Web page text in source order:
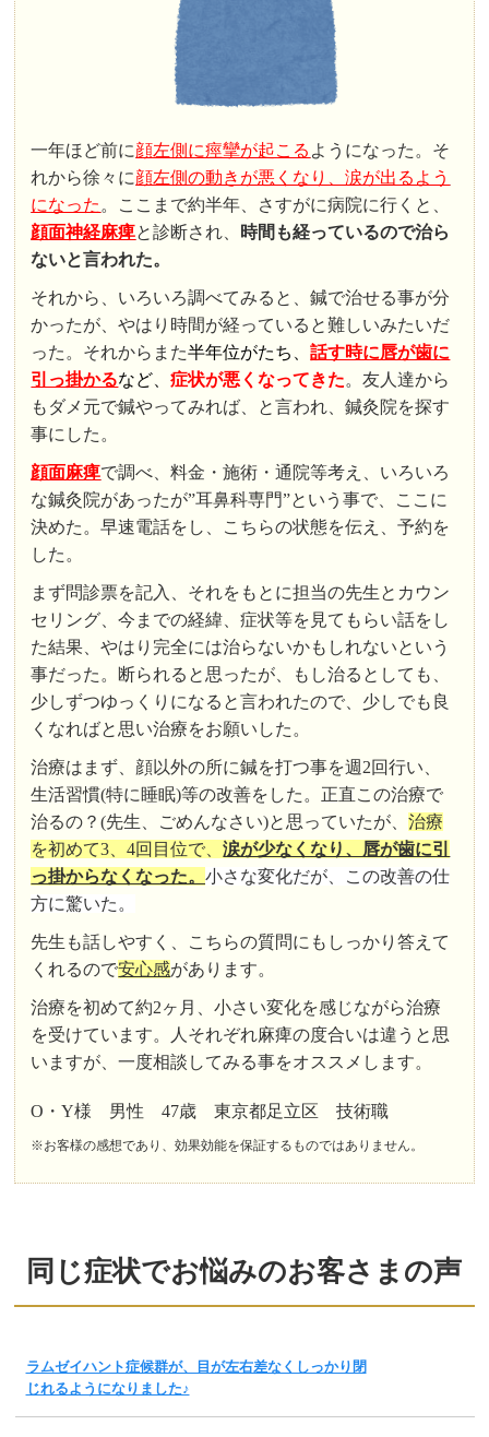
一年ほど前に顔左側に痙攣が起こる ようになった。そ
れから徐々に顔左側の動きが悪くなり、涙が出るよう
になった 。ここまで約半年、さすがに病院に行くと、
顔面神経麻痺と診断され、 時間も経っているので治ら
ないと言われた。
それから、いろいろ調べてみると、鍼で治せる事が分
かったが、やはり時間が経っていると難しいみたいだ
った。それからまた半年位がたち、話す時に唇が歯に
引っ掛かるなど、症状が悪くなってきた。友人達から
もダメ元で鍼やってみれば、と言われ、鍼灸院を探す
事にした。
顔面麻痺で調べ、料金・施術・通院等考え、いろいろ
な鍼灸院があったが”耳鼻科専門”という事で、ここに
決めた。早速電話をし、こちらの状態を伝え、予約を
した。
まず問診票を記入、それをもとに担当の先生とカウン
セリング、今までの経緯、症状等を見てもらい話をし
た結果、やはり完全には治らないかもしれないという
事だった。断られると思ったが、もし治るとしても、
少しずつゆっくりになると言われたので、少しでも良
くなればと思い治療をお願いした。
治療はまず、顔以外の所に鍼を打つ事を週2回行い、
生活習慣(特に睡眠)等の改善をした。正直この治療で
治るの？(先生、ごめんなさい)と思っていたが、治療
を初めて3、4回目位で、涙が少なくなり、唇が歯に引
っ掛からなくなった。小さな変化だが、この改善の仕
方に驚いた 。
先生も話しやすく、こちらの質問にもしっかり答えて
くれるので安心感があります。
治療を初めて約2ヶ月、小さい変化を感じながら治療
を受けています。人それぞれ麻痺の度合いは違うと思
いますが、一度相談してみる事をオススメします。
O・Y様 男性 47歳 東京都足立区 技術職
※お客様の感想であり、効果効能を保証するものではありません。
同じ症状でお悩みのお客さまの声
ラムゼイハント症候群が、目が左右差なくしっかり閉
じれるようになりました♪